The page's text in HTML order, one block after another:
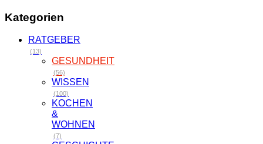
Kategorien
RATGEBER
(13)
GESUNDHEIT
(56)
WISSEN
(100)
KOCHEN
&
WOHNEN
(7)